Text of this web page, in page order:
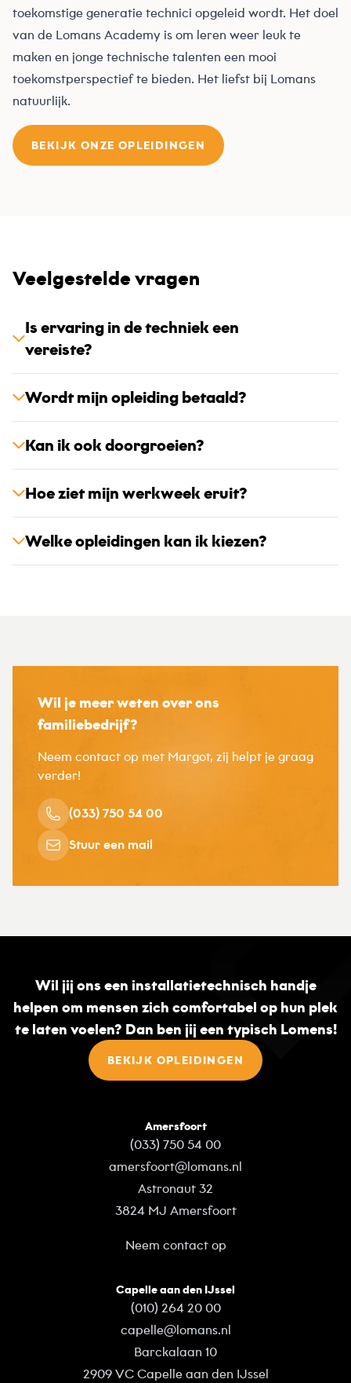
toekomstige generatie technici opgeleid wordt. Het doel
van de Lomans Academy is om leren weer leuk te
maken en jonge technische talenten een mooi
toekomstperspectief te bieden. Het liefst bij Lomans
natuurlijk.
BEKIJK ONZE OPLEIDINGEN
Veelgestelde vragen
Is ervaring in de techniek een
vereiste?
Wordt mijn opleiding betaald?
Kan ik ook doorgroeien?
Hoe ziet mijn werkweek eruit?
Welke opleidingen kan ik kiezen?
Wil je meer weten over ons
familiebedrijf?
Neem contact op met Margot, zij helpt je graag
verder!
(033) 750 54 00
Stuur een mail
Wil jij ons een installatietechnisch handje
helpen om mensen zich comfortabel op hun plek
te laten voelen? Dan ben jij een typisch Lomens!
BEKIJK OPLEIDINGEN
Amersfoort
(033) 750 54 00
amersfoort@lomans.nl
Astronaut 32
3824 MJ Amersfoort
Neem contact op
Capelle aan den IJssel
(010) 264 20 00
capelle@lomans.nl
Barckalaan 10
2909 VC Capelle aan den IJssel